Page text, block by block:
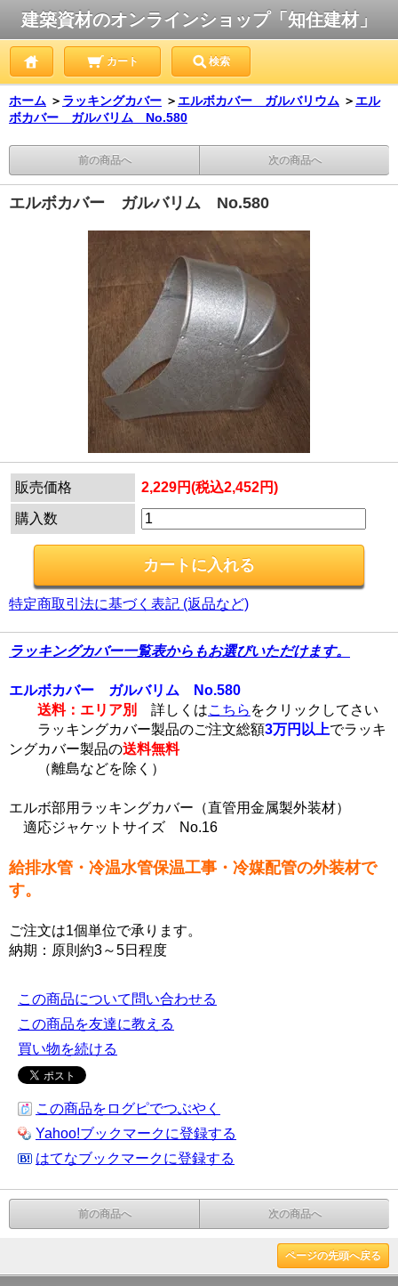
建築資材のオンラインショップ「知住建材」
カート 検索
ホーム ＞ ラッキングカバー ＞ エルボカバー ガルバリウム ＞ エル
ボカバー ガルバリム No.580
前の商品へ 次の商品へ
エルボカバー ガルバリム No.580
販売価格 2,229円(税込2,452円)
購入数
特定商取引法に基づく表記 (返品など)
ラッキングカバー一覧表からもお選びいただけます。
エルボカバー ガルバリム No.580
送料：エリア別
詳しくはこちら をクリックしてさい
ラッキングカバー製品のご注文総額3万円以上でラッキ
ングカバー製品の送料無料
（離島などを除く）
エルボ部用ラッキングカバー（直管用金属製外装材）
適応ジャケットサイズ No.16
給排水管・冷温水管保温工事・冷媒配管の外装材で
す。
ご注文は1個単位で承ります。
納期：原則約3～5日程度
この商品について問い合わせる
この商品を友達に教える
買い物を続ける
この商品をログピでつぶやく
Yahoo!ブックマークに登録する
はてなブックマークに登録する
前の商品へ 次の商品へ
ページの先頭へ戻る